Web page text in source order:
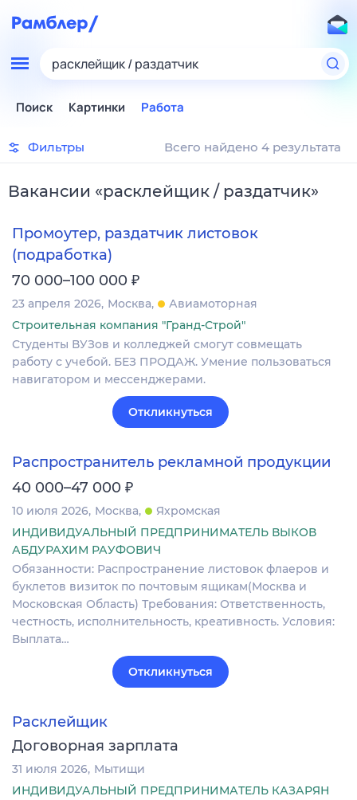
расклейщик / раздатчик
Поиск Картинки Работа
Фильтры Всего найдено 4 результата
Вакансии «расклейщик / раздатчик»
Промоутер, раздатчик листовок
(подработка)
70 000–100 000 ₽
23 апреля 2026 Москва
Авиамоторная
Строительная компания "Гранд-Строй"
Студенты ВУЗов и колледжей смогут совмещать
работу с учебой. БЕЗ ПРОДАЖ. Умение пользоваться
навигатором и мессенджерами.
Откликнуться
Распространитель рекламной продукции
40 000–47 000 ₽
10 июля 2026 Москва
Яхромская
ИНДИВИДУАЛЬНЫЙ ПРЕДПРИНИМАТЕЛЬ ВЫКОВ
АБДУРАХИМ РАУФОВИЧ
Обязанности: Распространение листовок флаеров и
буклетов визиток по почтовым ящикам(Москва и
Московская Область) Требования: Ответственность,
честность, исполнительность, креативность. Условия:
Выплата…
Откликнуться
Расклейщик
Договорная зарплата
31 июля 2026 Мытищи
ИНДИВИДУАЛЬНЫЙ ПРЕДПРИНИМАТЕЛЬ КАЗАРЯН